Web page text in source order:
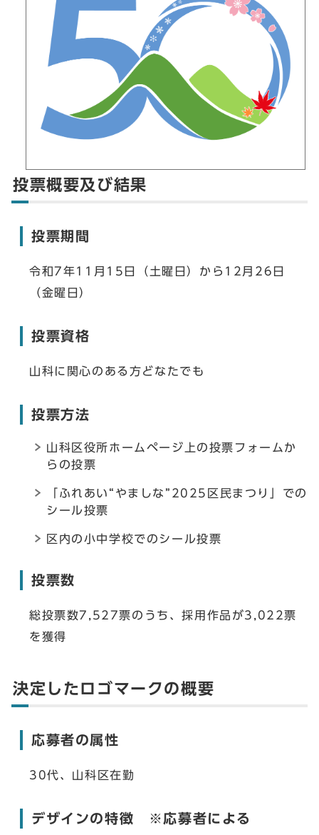
投票概要及び結果
投票期間
令和7年11月15日（土曜日）から12月26日
（金曜日）
投票資格
山科に関心のある方どなたでも
投票方法
山科区役所ホームページ上の投票フォームか
らの投票
「ふれあい“やましな”2025区民まつり」での
シール投票
区内の小中学校でのシール投票
投票数
総投票数7,527票のうち、採用作品が3,022票
を獲得
決定したロゴマークの概要
応募者の属性
30代、山科区在勤
デザインの特徴 ※応募者による